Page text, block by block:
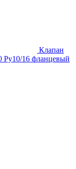
Клапан
Ру10/16 фланцевый